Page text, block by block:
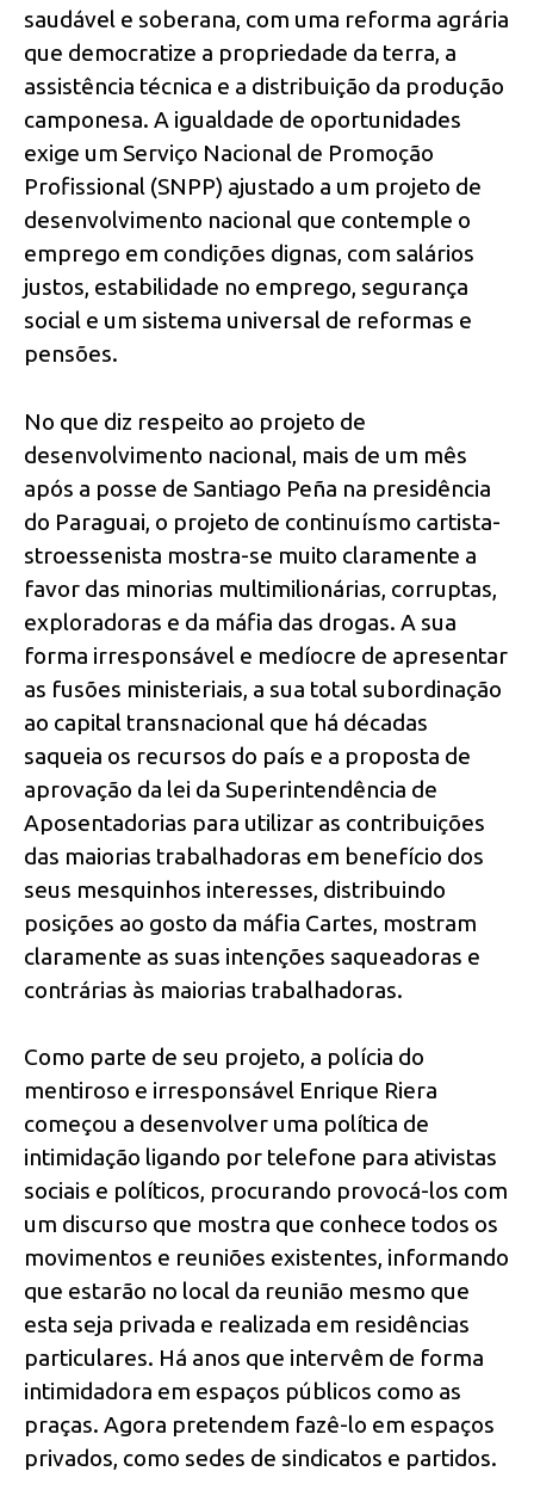
saudável e soberana, com uma reforma agrária
que democratize a propriedade da terra, a
assistência técnica e a distribuição da produção
camponesa. A igualdade de oportunidades
exige um Serviço Nacional de Promoção
Profissional (SNPP) ajustado a um projeto de
desenvolvimento nacional que contemple o
emprego em condições dignas, com salários
justos, estabilidade no emprego, segurança
social e um sistema universal de reformas e
pensões.
No que diz respeito ao projeto de
desenvolvimento nacional, mais de um mês
após a posse de Santiago Peña na presidência
do Paraguai, o projeto de continuísmo cartista-
stroessenista mostra-se muito claramente a
favor das minorias multimilionárias, corruptas,
exploradoras e da máfia das drogas. A sua
forma irresponsável e medíocre de apresentar
as fusões ministeriais, a sua total subordinação
ao capital transnacional que há décadas
saqueia os recursos do país e a proposta de
aprovação da lei da Superintendência de
Aposentadorias para utilizar as contribuições
das maiorias trabalhadoras em benefício dos
seus mesquinhos interesses, distribuindo
posições ao gosto da máfia Cartes, mostram
claramente as suas intenções saqueadoras e
contrárias às maiorias trabalhadoras.
Como parte de seu projeto, a polícia do
mentiroso e irresponsável Enrique Riera
começou a desenvolver uma política de
intimidação ligando por telefone para ativistas
sociais e políticos, procurando provocá-los com
um discurso que mostra que conhece todos os
movimentos e reuniões existentes, informando
que estarão no local da reunião mesmo que
esta seja privada e realizada em residências
particulares. Há anos que intervêm de forma
intimidadora em espaços públicos como as
praças. Agora pretendem fazê-lo em espaços
privados, como sedes de sindicatos e partidos.